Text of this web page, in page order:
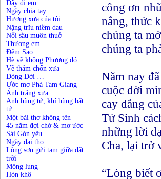
Dậy đi em
Ngày chia tay
Hương xưa của tôi
Nặng trĩu niềm dau
Nổi sầu muôn thuở
Thương em…
Đếm Sao…
Hè về không Phượng đỏ
Về thăm chốn xưa
Dòng Đời …
Ước mơ Phá Tam Giang
Ánh trăng xưa
Anh hùng tử, khí hùng bất
tử
Một bài thơ không tên
45 năm đợi chờ & mơ ước
Sài Gòn yêu
Ngày đại thọ
Lòng sơn gửi tạm giữa đất
trời
Mông lung
Hòn khô
công ơn
nắng, thức
chúng ta
chúng ta
Năm nay
cuộc đời
cay đắng
Tử Sinh
những lời
Cha, lại trở
“Lòng biết